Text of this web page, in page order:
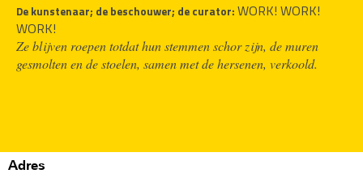
De kunstenaar; de beschouwer; de curator: WORK! WORK!
WORK!
Ze blijven roepen totdat hun stemmen schor zijn, de muren
gesmolten en de stoelen, samen met de hersenen, verkoold.
Adres